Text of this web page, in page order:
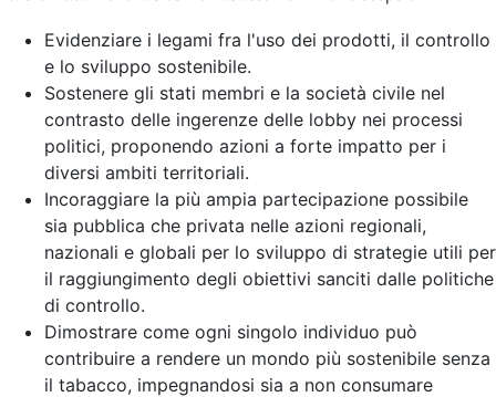
Evidenziare i legami fra l'uso dei prodotti, il controllo
e lo sviluppo sostenibile.
Sostenere gli stati membri e la società civile nel
contrasto delle ingerenze delle lobby nei processi
politici, proponendo azioni a forte impatto per i
diversi ambiti territoriali.
Incoraggiare la più ampia partecipazione possibile
sia pubblica che privata nelle azioni regionali,
nazionali e globali per lo sviluppo di strategie utili per
il raggiungimento degli obiettivi sanciti dalle politiche
di controllo.
Dimostrare come ogni singolo individuo può
contribuire a rendere un mondo più sostenibile senza
il tabacco, impegnandosi sia a non consumare